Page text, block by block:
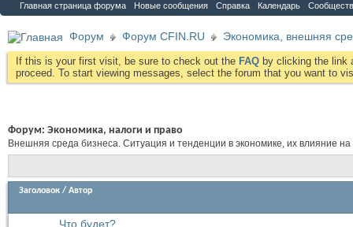
Главная страница форума Новые сообщения Справка Календарь
Форум Форум CFIN.RU Экономика, внешняя
If this is your first visit, be sure to check out the FAQ by clicking the link
proceed. To start viewing messages, select the forum that you want to
Форум: Экономика, налоги и право
Внешняя среда бизнеса. Ситуация и тенденции в экономике, их влияние
Заголовок / Автор
Что будет?